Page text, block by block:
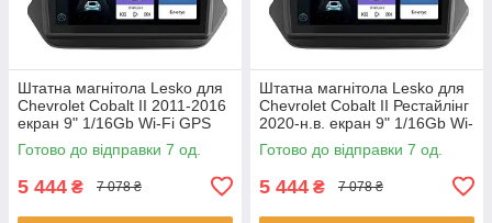
Штатна магнітола Lesko для
Chevrolet Cobalt II 2011-2016
екран 9" 1/16Gb Wi-Fi GPS
Base Шевроле Кобальт 7 шт.
Готово до відправки 7 од.
5 444 ₴ 7 078 ₴
Штатна магнітола Lesko для
Chevrolet Cobalt II Рестайлінг
2020-н.в. екран 9" 1/16Gb Wi-
Fi GPS Base 7 шт.
Готово до відправки 7 од.
5 444 ₴ 7 078 ₴